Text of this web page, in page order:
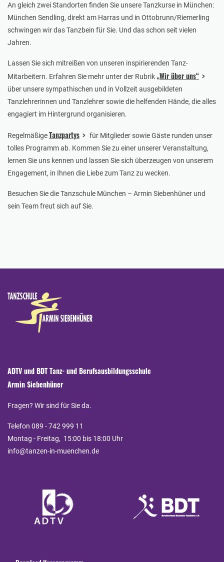
An gleich zwei Standorten finden Sie unsere Tanzkurse in München:
München Sendling, direkt am Harras und in Ottobrunn/Riemerling
schwingen wir das Tanzbein für Sie. Und das schon seit vielen
Jahren.
Lassen Sie sich mitreißen von unseren inspirierenden Tanz-
Mitarbeitern. Erfahren Sie mehr unter der Rubrik„Wir über uns“
über unsere sympathischen und in Vollzeit ausgebildeten
Tanzlehrerinnen und Tanzlehrer sowie die helfenden Hände, die alles
engagiert im Hintergrund organisieren.
RegelmäßigeTanzpartys
für Mitglieder sowie Gäste runden unser
tolles Programm ab. Kommen Sie zu einer unserer Veranstaltung,
lernen Sie uns kennen und lassen Sie sich überzeugen von unserem
Engagement, in Ihnen die Liebe zum Tanz zu wecken.
Besuchen Sie die Tanzschule München – Armin Siebenhüner und
sein Team freut sich auf Sie.
ADTV und BDT Tanz- und Berufsausbildungsschule
Armin Siebenhüner
Fragen? Wir sind für Sie da.
Telefon 089 - 742 999 11
Montag - Freitag, 15:00 bis 18:00 Uhr
info@tanzen-in-muenchen.de